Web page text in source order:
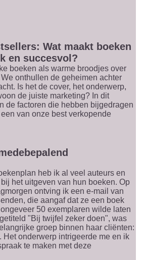
Wat maakt boeken
en succesvol?
boeken als warme broodjes over
onthullen de geheimen achter
Is het de cover, het onderwerp,
de juiste marketing? In dit
de factoren die hebben bijgedragen
van onze best verkopende
heb ik al veel auteurs en
het uitgeven van hun boeken. Op
ontving ik een e-mail van
die aangaf dat ze een boek
50 exemplaren wilde laten
"Bij twijfel zeker doen", was
groep binnen haar cliënten:
Het onderwerp intrigeerde me en ik
te maken met deze